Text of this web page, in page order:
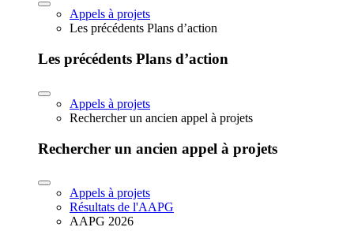
Appels à projets
Les précédents Plans d’action
Les précédents Plans d’action
Appels à projets
Rechercher un ancien appel à projets
Rechercher un ancien appel à projets
Appels à projets
Résultats de l'AAPG
AAPG 2026